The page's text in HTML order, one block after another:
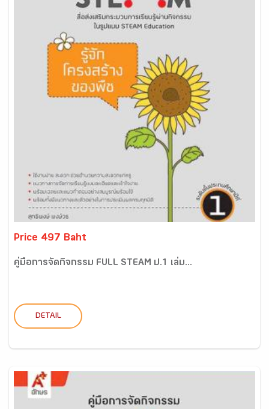
Price 497 Baht
คู่มือการจัดกิจกรรม FULL STEAM ป.1 เล่ม...
DETAIL